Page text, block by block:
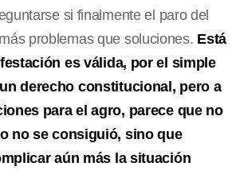
si finalmente el paro del
problemas que soluciones. Está
es válida, por el simple
derecho constitucional, pero a
para el agro, parece que no
no se consiguió, sino que
aún más la situación